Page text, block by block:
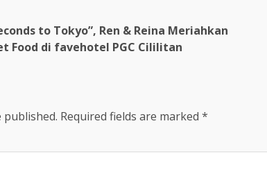
to Tokyo”, Ren & Reina Meriahkan
Food di favehotel PGC Cililitan
published. Required fields are marked *